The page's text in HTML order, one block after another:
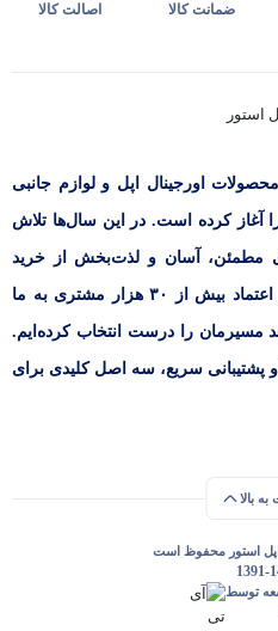
ضمانت کالا اصالت کالا
اورجینال اپل و لوازم جانبی
فعالیت خود را آغاز کرده است. در این سال‌ها تلاش
مطمئن، آسان و لذت‌بخش از خرید
آنلاین را برای کاربران فراهم کنیم. اعتماد بیش از ۳۰ هزار مشتری به ما
مسیرمان را درست انتخاب کرده‌ایم.
و پشتیبانی سریع، سه اصل کلیدی برای
بالا
استور محفوظ است
1391-
توسط